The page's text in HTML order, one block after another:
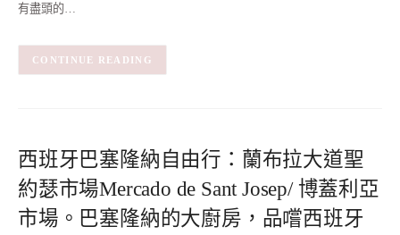
有盡頭的…
CONTINUE READING
西班牙巴塞隆納自由行：蘭布拉大道聖
約瑟市場Mercado de Sant Josep/ 博蓋利亞
市場。巴塞隆納的大廚房，品嚐西班牙